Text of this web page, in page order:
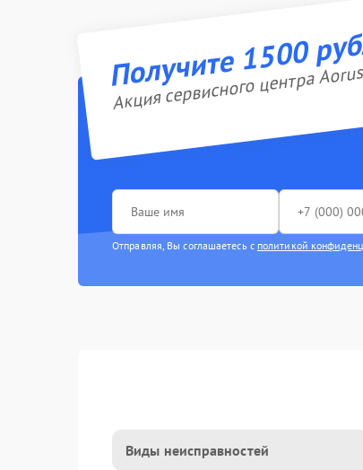
Получите 1500
Акция сервисного центра Aorus
Отправляя, Вы соглашаетесь с политикой
Виды неисправностей